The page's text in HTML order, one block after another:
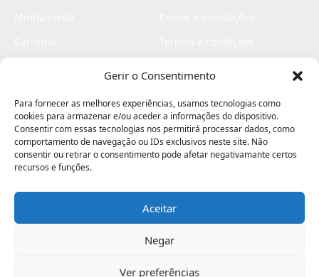
Gerir o Consentimento
Para fornecer as melhores experiências, usamos tecnologias como
cookies para armazenar e/ou aceder a informações do dispositivo.
Consentir com essas tecnologias nos permitirá processar dados, como
comportamento de navegação ou IDs exclusivos neste site. Não
consentir ou retirar o consentimento pode afetar negativamante certos
recursos e funções.
Aceitar
Negar
Ver preferências
Livro de elogios
Electromaquinas ©2026
contágio - agência criativa